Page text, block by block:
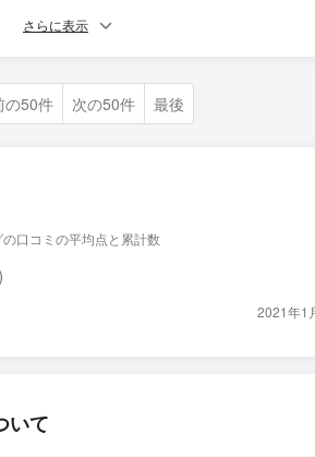
さらに表示
の50件 次の50件 最後
口コミの平均点と累計数
2021年1
いて